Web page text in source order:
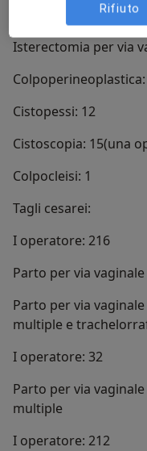
Isterectomia per via
Cistopessi: 12
Cistoscopia: 15(una
Colpocleisi: 1
Tagli cesarei:
I operatore: 216
Parto per via
Parto per via
multiple e
I operatore: 32
Parto per via
multiple
I operatore: 212
Rifiuto